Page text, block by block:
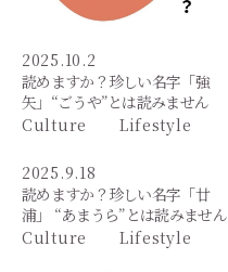
2025.10.2
読めますか？珍しい名字「強
矢」“ごうや”とは読みません
Culture
Lifestyle
2025.9.18
読めますか？珍しい名字「廿
浦」 “あまうら”とは読みません
Culture
Lifestyle